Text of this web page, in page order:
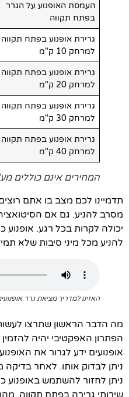
העמסת האופנוע על הגרר
בפתח תקווה
גרירת אופנוע בפתח תקווה
למרחק 10 ק"מ
גרירת אופנוע בפתח תקווה
למרחק 20 ק"מ
גרירת אופנוע בפתח תקווה
למרחק 30 ק"מ
גרירת אופנוע בפתח תקווה
למרחק 40 ק"מ
המחירים אינם כוללים
תדמיינו לכם מצב בו אתם
מסרב להניע. גם אם
יכולה לקרות בכל רגע.
להניע מכל מיני סיבות שלא
האזינו למדריך מציאת גרר
מה הדבר הראשון שתרצו
הפתרון האפקטיבי יהיה
אופנועים ידע לגרור את
ניתן לבדוק אותו. לאחר
ניתן לחזור להשתמש באופנוע